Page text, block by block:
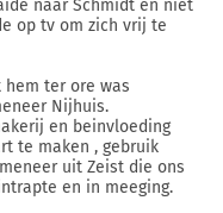
naar Schmidt en niet
op tv om zich vrij te
ter ore was
Nijhuis.
en beinvloeding
te maken , gebruik
uit Zeist die ons
en in meeging.